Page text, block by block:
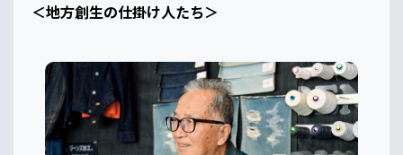
＜地方創生の仕掛け人たち＞